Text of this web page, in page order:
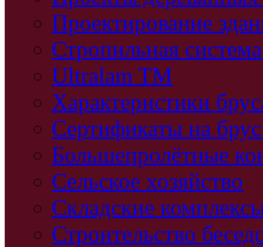
Проектирование
Стропильная система
Ultralam TM
Характеристики
Сертификаты на
Большепролётные
Сельское хозяйство
Складские
Строительство